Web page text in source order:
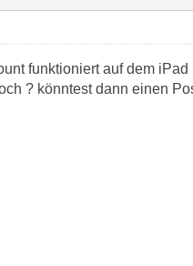
funktioniert auf dem
? könntest dann einen